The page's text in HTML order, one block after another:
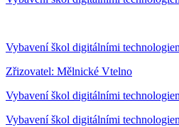
Vybavení škol digitálními
Zřizovatel: Mělnické Vtelno
Vybavení škol digitálními
Vybavení škol digitálními